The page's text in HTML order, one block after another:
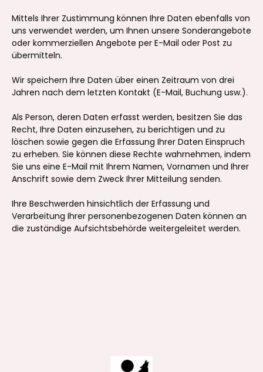
Mittels Ihrer Zustimmung können Ihre Daten ebenfalls von
uns verwendet werden, um Ihnen unsere Sonderangebote
oder kommerziellen Angebote per E-Mail oder Post zu
übermitteln.
Wir speichern Ihre Daten über einen Zeitraum von drei
Jahren nach dem letzten Kontakt (E-Mail, Buchung usw.).
Als Person, deren Daten erfasst werden, besitzen Sie das
Recht, Ihre Daten einzusehen, zu berichtigen und zu
löschen sowie gegen die Erfassung Ihrer Daten Einspruch
zu erheben. Sie können diese Rechte wahrnehmen, indem
Sie uns eine E-Mail mit Ihrem Namen, Vornamen und Ihrer
Anschrift sowie dem Zweck Ihrer Mitteilung senden.
Ihre Beschwerden hinsichtlich der Erfassung und
Verarbeitung Ihrer personenbezogenen Daten können an
die zuständige Aufsichtsbehörde weitergeleitet werden.